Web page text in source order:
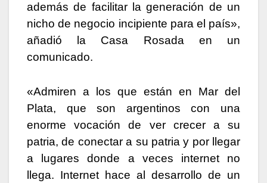
además de facilitar la generación de un
nicho de negocio incipiente para el país»,
añadió la Casa Rosada en un
comunicado.
«Admiren a los que están en Mar del
Plata, que son argentinos con una
enorme vocación de ver crecer a su
patria, de conectar a su patria y por llegar
a lugares donde a veces internet no
llega. Internet hace al desarrollo de un